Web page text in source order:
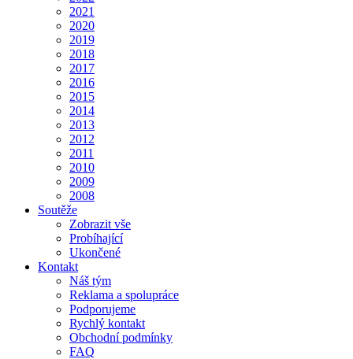
2021
2020
2019
2018
2017
2016
2015
2014
2013
2012
2011
2010
2009
2008
Soutěže
Zobrazit vše
Probíhající
Ukončené
Kontakt
Náš tým
Reklama a spolupráce
Podporujeme
Rychlý kontakt
Obchodní podmínky
FAQ